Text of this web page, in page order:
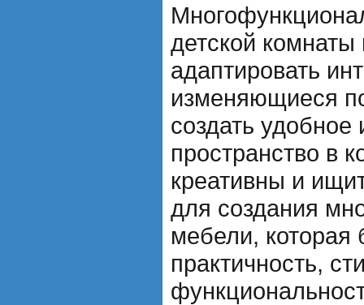
детской комнаты
адаптировать
изменяющиеся
создать удобное
пространство в
креативны и
для создания
мебели, которая
практичность,